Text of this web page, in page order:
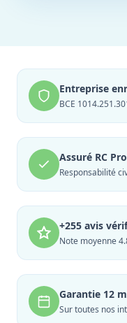
Entreprise
BCE
Assuré RC Pro
Responsabilité
+255 avis
Note moyenne
Garantie 12
Sur toutes nos